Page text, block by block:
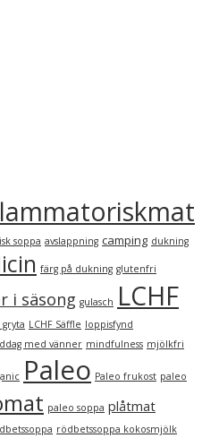
soppa avslappning camping dukning
färg på dukning glutenfri
i säsong gulasch LCHF
LCHF Säffle loppisfynd
med vänner mindfulness mjölkfri
Paleo Paleo frukost paleo
paleo soppa plåtmat
rödbetssoppa kokosmjölk